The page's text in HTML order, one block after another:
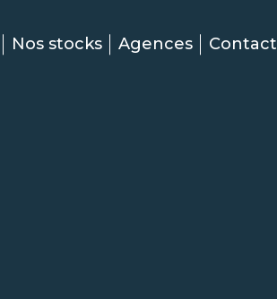
Nos stocks Agences Contact